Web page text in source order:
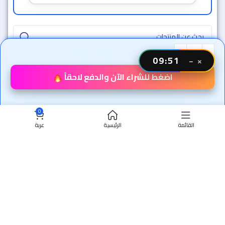
اضغط للشراء الآن والدفع لاحقاً
القائمة الرئيسية
0
عربة
×
−
09:49